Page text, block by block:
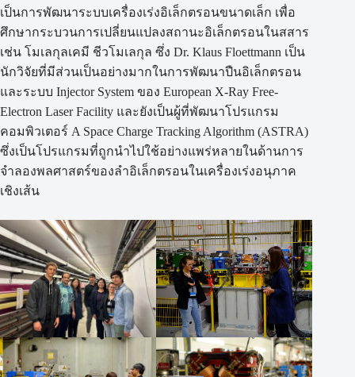
เป็นการพัฒนาระบบเครื่องเร่งอิเล็กตรอนขนาดเล็ก เพื่อ
ศึกษากระบวนการเปลี่ยนแปลงสถานะอิเล็กตรอนในสสาร
เช่น โมเลกุลเคมี ชีวโมเลกุล ซึ่ง Dr. Klaus Floettmann เป็น
นักวิจัยที่มีส่วนเป็นอย่างมากในการพัฒนาปืนอิเล็กตรอน
และระบบ Injector System ของ European X-Ray Free-
Electron Laser Facility และยังเป็นผู้ที่พัฒนาโปรแกรม
คอมพิวเตอร์ A Space Charge Tracking Algorithm (ASTRA)
ซึ่งเป็นโปรแกรมที่ถูกนำไปใช้อย่างแพร่หลายในด้านการ
จำลองพลศาสตร์ของลำอิเล็กตรอนในเครื่องเร่งอนุภาค
เชิงเส้น